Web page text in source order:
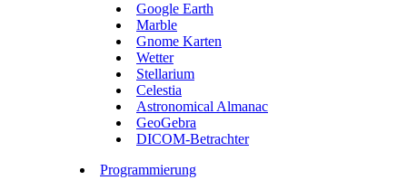
Google Earth
Marble
Gnome Karten
Wetter
Stellarium
Celestia
Astronomical Almanac
GeoGebra
DICOM-Betrachter
Programmierung